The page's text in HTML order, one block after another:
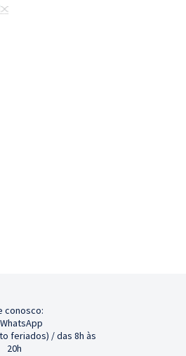
conosco:
WhatsApp
feriados) / das 8h às
20h